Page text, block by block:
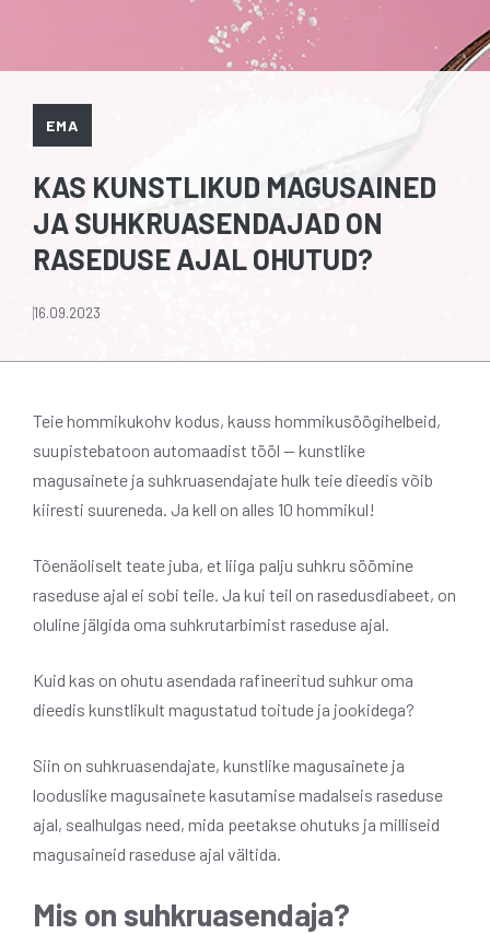
EMA
KAS KUNSTLIKUD MAGUSAINED
JA SUHKRUASENDAJAD ON
RASEDUSE AJAL OHUTUD?
16.09.2023
Teie hommikukohv kodus, kauss hommikusöögihelbeid,
suupistebatoon automaadist tööl — kunstlike
magusainete ja suhkruasendajate hulk teie dieedis võib
kiiresti suureneda. Ja kell on alles 10 hommikul!
Tõenäoliselt teate juba, et liiga palju suhkru söömine
raseduse ajal ei sobi teile. Ja kui teil on rasedusdiabeet, on
oluline jälgida oma suhkrutarbimist raseduse ajal.
Kuid kas on ohutu asendada rafineeritud suhkur oma
dieedis kunstlikult magustatud toitude ja jookidega?
Siin on suhkruasendajate, kunstlike magusainete ja
looduslike magusainete kasutamise madalseis raseduse
ajal, sealhulgas need, mida peetakse ohutuks ja milliseid
magusaineid raseduse ajal vältida.
Mis on suhkruasendaja?